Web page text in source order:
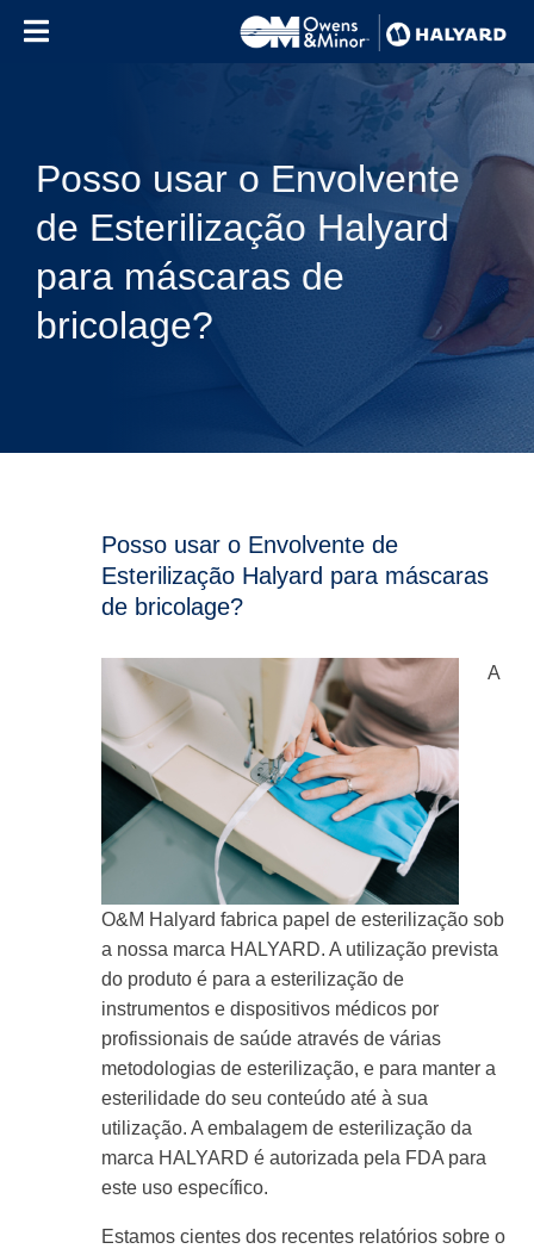
Posso usar o Envolvente
de Esterilização Halyard
para máscaras de
bricolage?
Posso usar o Envolvente de
Esterilização Halyard para máscaras
de bricolage?
A
O&M Halyard fabrica papel de esterilização sob
a nossa marca HALYARD. A utilização prevista
do produto é para a esterilização de
instrumentos e dispositivos médicos por
profissionais de saúde através de várias
metodologias de esterilização, e para manter a
esterilidade do seu conteúdo até à sua
utilização. A embalagem de esterilização da
marca HALYARD é autorizada pela FDA para
este uso específico.
Estamos cientes dos recentes relatórios sobre o